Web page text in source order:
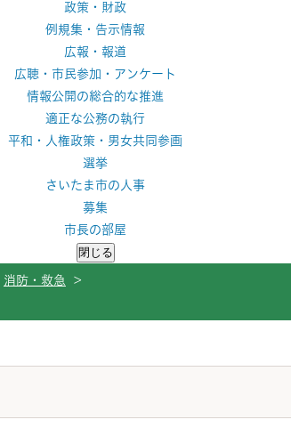
政策・財政
例規集・告示情報
広報・報道
広聴・市民参加・アンケート
情報公開の総合的な推進
適正な公務の執行
平和・人権政策・男女共同参画
選挙
さいたま市の人事
募集
市長の部屋
閉じる
消防・救急
>